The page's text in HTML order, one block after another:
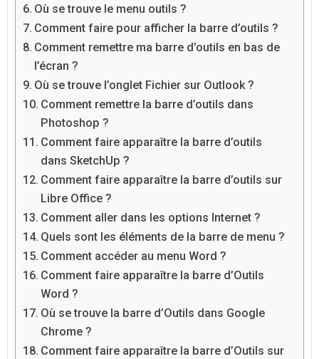
Où se trouve le menu outils ?
Comment faire pour afficher la barre d’outils ?
Comment remettre ma barre d’outils en bas de
l’écran ?
Où se trouve l’onglet Fichier sur Outlook ?
Comment remettre la barre d’outils dans
Photoshop ?
Comment faire apparaître la barre d’outils
dans SketchUp ?
Comment faire apparaître la barre d’outils sur
Libre Office ?
Comment aller dans les options Internet ?
Quels sont les éléments de la barre de menu ?
Comment accéder au menu Word ?
Comment faire apparaître la barre d’Outils
Word ?
Où se trouve la barre d’Outils dans Google
Chrome ?
Comment faire apparaître la barre d’Outils sur